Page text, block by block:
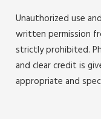
Unauthorized use
written permission
strictly prohibited.
and clear credit is
appropriate and